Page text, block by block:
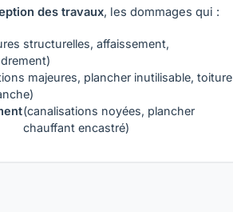
des travaux, les dommages qui :
structurelles, affaissement,
majeures, plancher inutilisable, toiture
(canalisations noyées, plancher
chauffant encastré)